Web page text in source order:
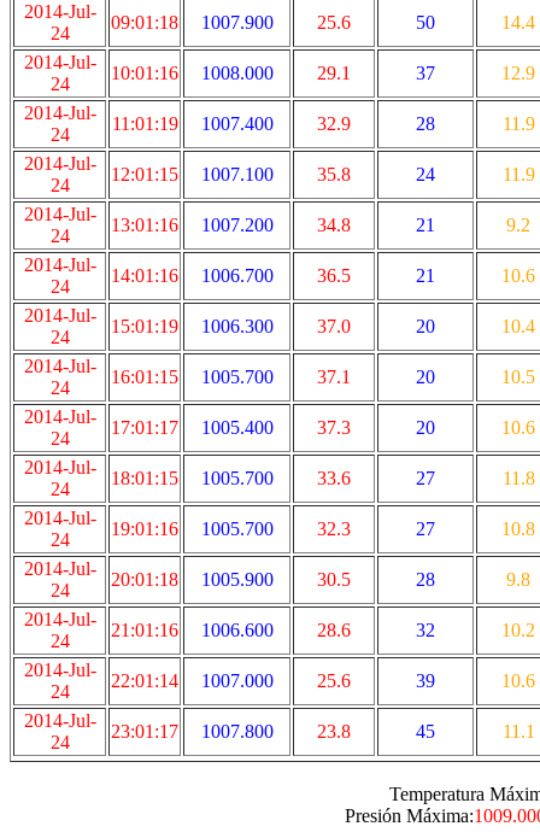
2014-Jul-
24
09:01:18 1007.900 25.6 50
14.4
2014-Jul-
24
10:01:16 1008.000 29.1 37
12.9
2014-Jul-
24
11:01:19 1007.400 32.9 28
11.9
2014-Jul-
24
12:01:15 1007.100 35.8 24
11.9
2014-Jul-
24
13:01:16 1007.200 34.8 21
9.2
2014-Jul-
24
14:01:16 1006.700 36.5 21
10.6
2014-Jul-
24
15:01:19 1006.300 37.0 20
10.4
2014-Jul-
24
16:01:15 1005.700 37.1 20
10.5
2014-Jul-
24
17:01:17 1005.400 37.3 20
10.6
2014-Jul-
24
18:01:15 1005.700 33.6 27
11.8
2014-Jul-
24
19:01:16 1005.700 32.3 27
10.8
2014-Jul-
24
20:01:18 1005.900 30.5 28
9.8
2014-Jul-
24
21:01:16 1006.600 28.6 32
10.2
2014-Jul-
24
22:01:14 1007.000 25.6 39
10.6
2014-Jul-
24
23:01:17 1007.800 23.8 45 11.1
Temperatura
Presión Máxima: